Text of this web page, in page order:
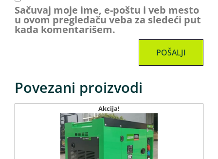
Sačuvaj moje ime, e-poštu i veb mesto
u ovom pregledaču veba za sledeći put
kada komentarišem.
Povezani proizvodi
Akcija!